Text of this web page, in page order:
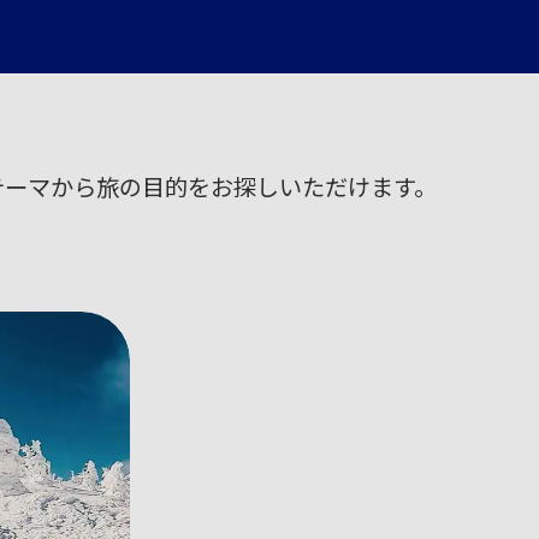
マから旅の目的をお探しいただけます。